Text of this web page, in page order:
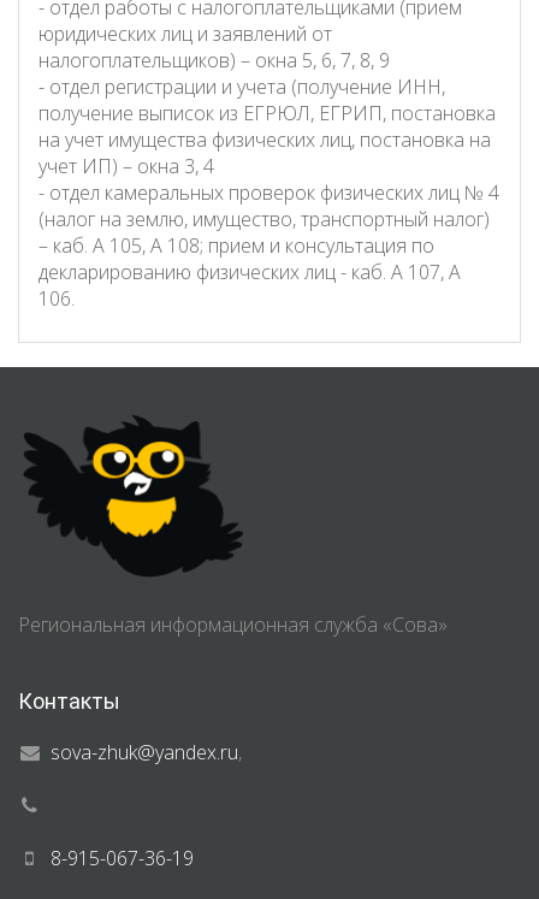
- отдел работы с налогоплательщиками (прием
юридических лиц и заявлений от
налогоплательщиков) – окна 5, 6, 7, 8, 9
- отдел регистрации и учета (получение ИНН,
получение выписок из ЕГРЮЛ, ЕГРИП, постановка
на учет имущества физических лиц, постановка на
учет ИП) – окна 3, 4
- отдел камеральных проверок физических лиц № 4
(налог на землю, имущество, транспортный налог)
– каб. А 105, А 108; прием и консультация по
декларированию физических лиц - каб. А 107, А
106.
Региональная информационная служба «Сова»
Контакты
sova-zhuk@yandex.ru,
8-915-067-36-19